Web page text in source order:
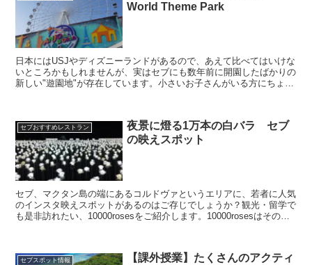
World Theme Park
日本にはUSJやディズニーランドがあるので、あえて比べてはいけな
いところかもしれませんが、実はセブにも数年前に開園したばかりの
新しい"遊園地"が存在しています。小さいお子さんがいる方にちょう
セブおすすめレストラン
夜景に燈る1万本の白バラ セブ
の映えスポット
セブ、マクタン島の端にあるコルドヴァというエリアに、若者に人気
のインスタ映えスポットがあるのはご存じでしょうか？観光・留学で
も是非訪れたい、10000rosesをご紹介します。10000rosesはその名
セブスポット情報
【課外授業】たくさんのアクティ